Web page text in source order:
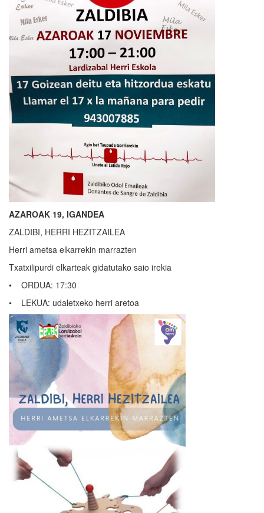
AZAROAK 19, IGANDEA
ZALDIBI, HERRI HEZITZAILEA
Herri ametsa elkarrekin marrazten
Txatxilipurdi elkarteak gidatutako saio irekia
• ORDUA: 17:30
• LEKUA: udaletxeko herri aretoa